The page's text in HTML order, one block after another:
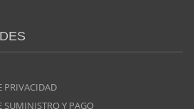
PRIVACIDAD
SUMINISTRO Y PAGO